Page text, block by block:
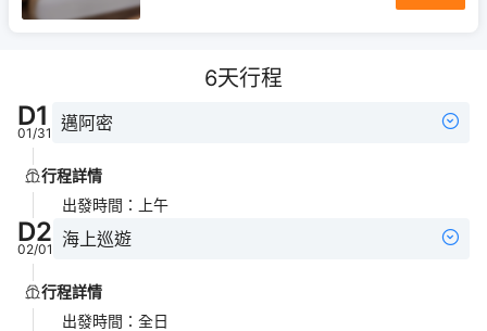
6天行程
D1
01/31 邁阿密
行程詳情
出發時間 ： 上午
D2
02/01 海上巡遊
行程詳情
出發時間 ： 全日